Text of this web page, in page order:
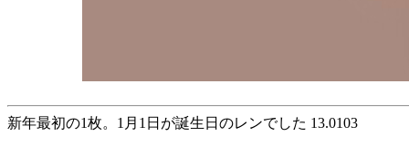
新年最初の1枚。1月1日が誕生日のレンでした 13.0103